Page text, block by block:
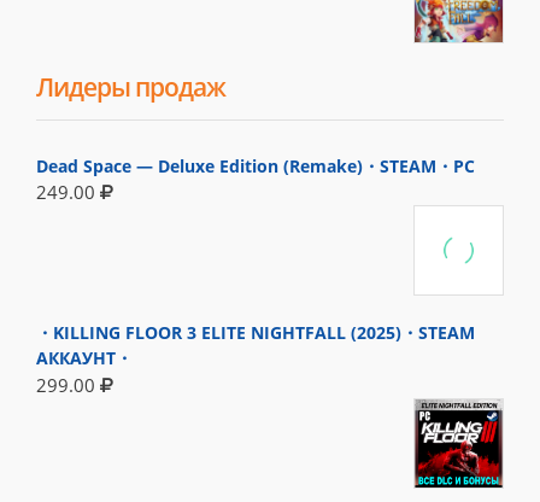
Лидеры продаж
Dead Space — Deluxe Edition (Remake)・STEAM・PC
249.00
・KILLING FLOOR 3 ELITE NIGHTFALL (2025)・STEAM
АККАУНТ・
299.00